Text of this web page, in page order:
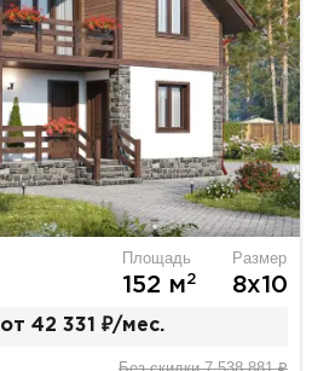
Площадь
152 м2
Размер
8х10
от 42 331 ₽/мес.